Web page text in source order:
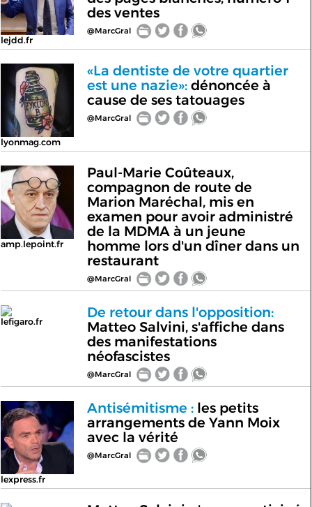
lejdd.fr
des ventes
@MarcGral
lyonmag.com
«La dentiste de votre quartier
est une nazie»:dénoncée à
cause de ses tatouages
@MarcGral
amp.lepoint.fr
Paul-Marie Coûteaux,
compagnon de route de
Marion Maréchal, mis en
examen pour avoir administré
de la MDMA à un jeune
homme lors d'un dîner dans un
restaurant
@MarcGral
lefigaro.fr
De retour dans l'opposition:
Matteo Salvini, s'affiche dans
des manifestations
néofascistes
@MarcGral
lexpress.fr
Antisémitisme :les petits
arrangements de Yann Moix
avec la vérité
@MarcGral